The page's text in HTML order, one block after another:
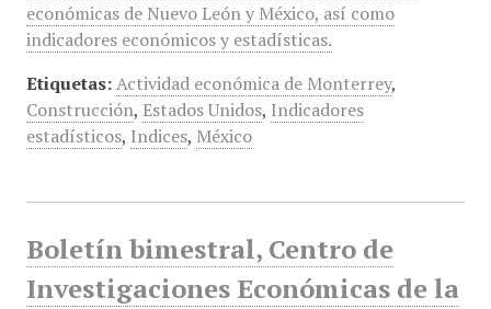
económicas de Nuevo León y México, así como
indicadores económicos y estadísticas.
Etiquetas: Actividad económica de Monterrey,
Construcción, Estados Unidos, Indicadores
estadísticos, Indices, México
Boletín bimestral, Centro de
Investigaciones Económicas de la